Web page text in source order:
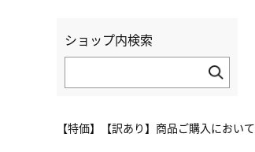
【特価】【訳あり】商品ご購入におい
ショップ内検索